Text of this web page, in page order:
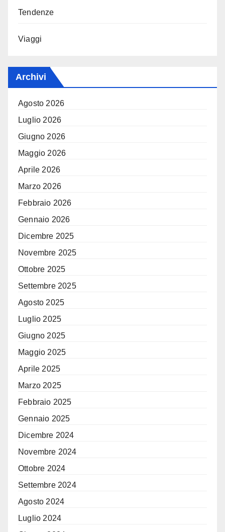
Tendenze
Viaggi
Archivi
Agosto 2026
Luglio 2026
Giugno 2026
Maggio 2026
Aprile 2026
Marzo 2026
Febbraio 2026
Gennaio 2026
Dicembre 2025
Novembre 2025
Ottobre 2025
Settembre 2025
Agosto 2025
Luglio 2025
Giugno 2025
Maggio 2025
Aprile 2025
Marzo 2025
Febbraio 2025
Gennaio 2025
Dicembre 2024
Novembre 2024
Ottobre 2024
Settembre 2024
Agosto 2024
Luglio 2024